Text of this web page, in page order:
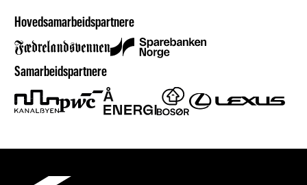
Hovedsamarbeidspartnere
Samarbeidspartnere